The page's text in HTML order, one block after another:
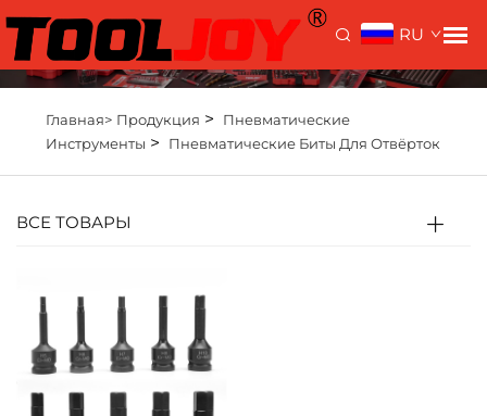
RU
Главная> Продукция >
Пневматические
Инструменты > Пневматические Биты Для Отвёрток
ВСЕ ТОВАРЫ